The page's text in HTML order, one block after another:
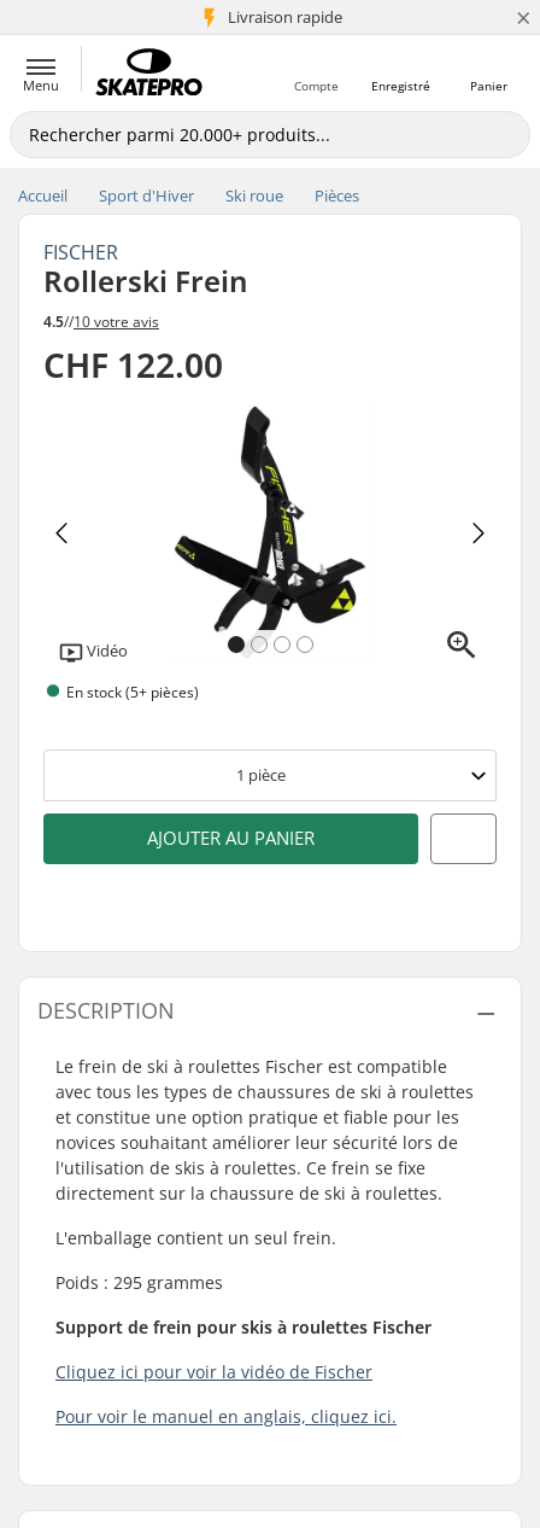
Livraison rapide
+5 mio de clients ×
Menu Panier
Enregistré
Compte
Accueil Sport d'Hiver Ski roue Pièces
FISCHER
Rollerski Frein
4.5//10 votre avis
CHF 122.00
Vidéo
En stock (5+ pièces)
1 pièce
AJOUTER AU PANIER
DESCRIPTION
Le frein de ski à roulettes Fischer est compatible
avec tous les types de chaussures de ski à roulettes
et constitue une option pratique et fiable pour les
novices souhaitant améliorer leur sécurité lors de
l'utilisation de skis à roulettes. Ce frein se fixe
directement sur la chaussure de ski à roulettes.
L'emballage contient un seul frein.
Poids : 295 grammes
Support de frein pour skis à roulettes Fischer
Cliquez ici pour voir la vidéo de Fischer
Pour voir le manuel en anglais, cliquez ici.